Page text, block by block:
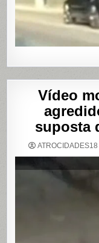
Vídeo
suposta
ATROCIDADES18